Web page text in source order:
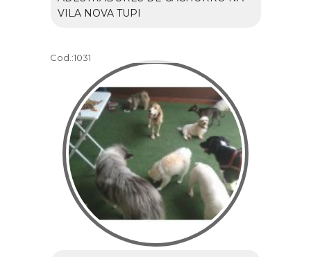
VILA NOVA TUPI
Cod.:1031